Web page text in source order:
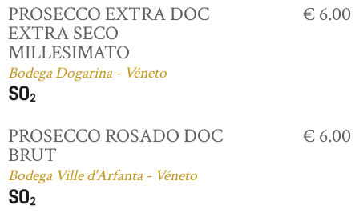
PROSECCO EXTRA DOC
EXTRA SECO
MILLESIMATO
Bodega Dogarina - Véneto
€ 6.00
PROSECCO ROSADO DOC
BRUT
Bodega Ville d'Arfanta - Véneto
€ 6.00